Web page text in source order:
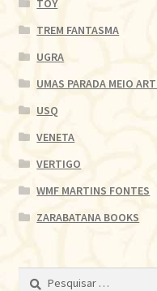
TOY
TREM FANTASMA
UGRA
UMAS PARADA MEIO
USQ
VENETA
VERTIGO
WMF MARTINS FONTES
ZARABATANA BOOKS